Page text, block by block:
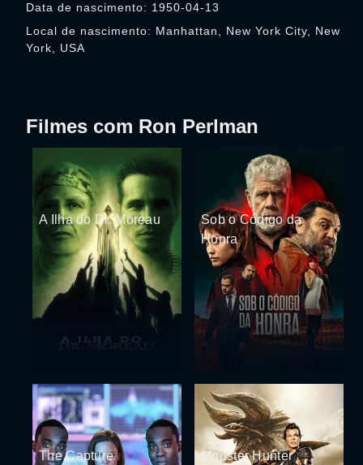
Data de nascimento: 1950-04-13
Local de nascimento: Manhattan, New York City, New
York, USA
Filmes com Ron Perlman
A Ilha do Dr. Moreau
Sob o Código da
Honra
The Capture Monster Hunter